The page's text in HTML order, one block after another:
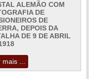
ALEMÃO COM
DE
DE
DEPOIS DA
DE 9 DE ABRIL
...